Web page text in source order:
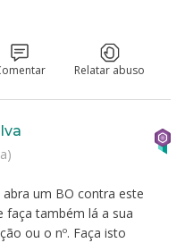
Relatar abuso
um BO contra este
faça também lá a sua
ou o nº. Faça isto